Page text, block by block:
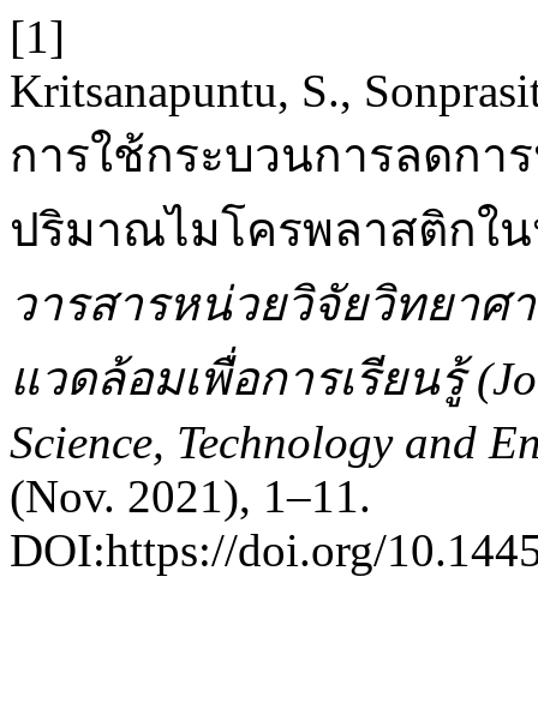
[1]
Kritsanapuntu, S.,
การใช้กระบวนการลดกา
ปริมาณไมโครพลาสติกในห
วารสารหน่วยวิจัยวิทยาศ
แวดล้อมเพื่อการเรียนรู้
Science, Technology and
(Nov. 2021), 1–11.
DOI:https://doi.org/